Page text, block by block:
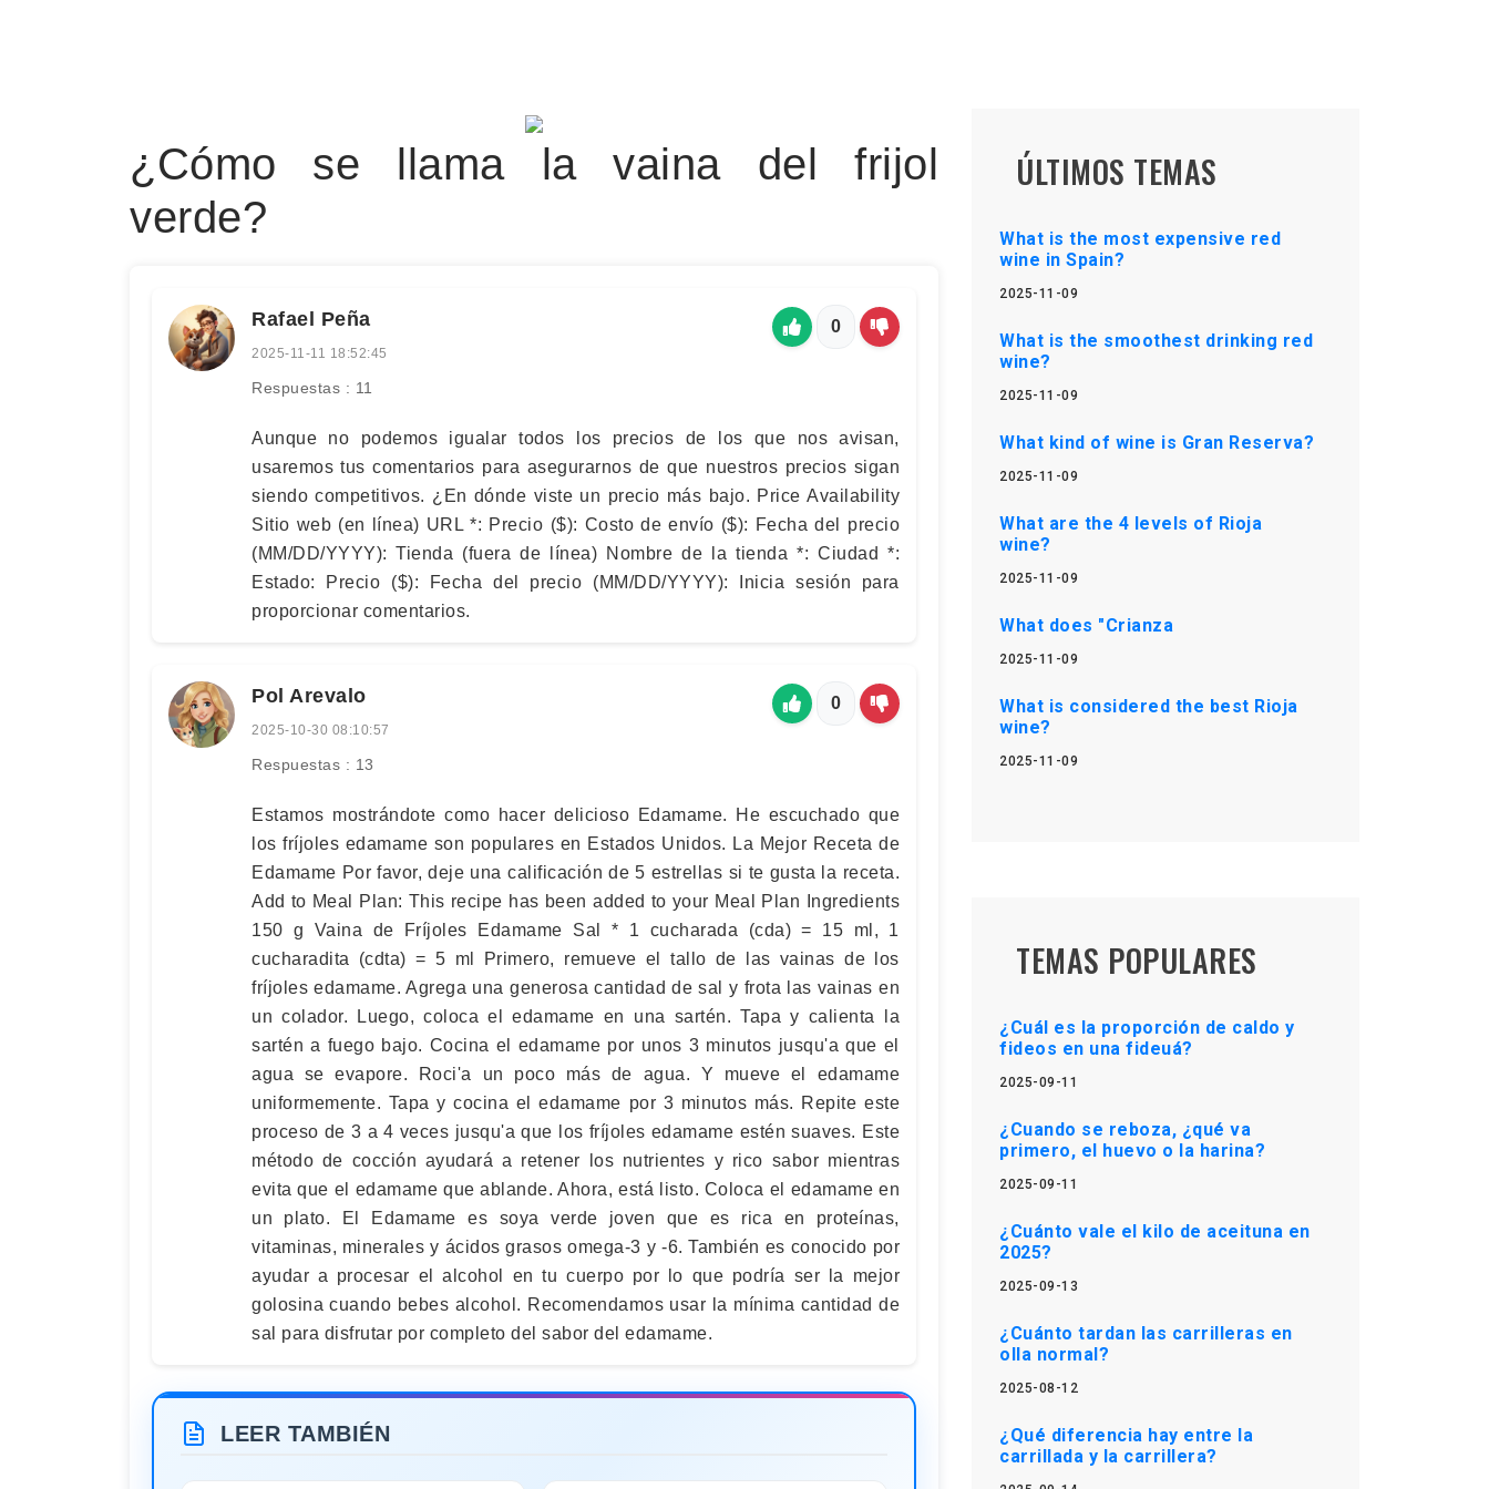
¿Cómo se llama la vaina del frijol
verde?
Rafael Peña
2025-11-11 18:52:45
Respuestas : 11
0
Aunque no podemos igualar todos los precios de los que nos avisan,
usaremos tus comentarios para asegurarnos de que nuestros precios sigan
siendo competitivos. ¿En dónde viste un precio más bajo. Price Availability
Sitio web (en línea) URL *: Precio ($): Costo de envío ($): Fecha del precio
(MM/DD/YYYY): Tienda (fuera de línea) Nombre de la tienda *: Ciudad *:
Estado: Precio ($): Fecha del precio (MM/DD/YYYY): Inicia sesión para
proporcionar comentarios.
Pol Arevalo
2025-10-30 08:10:57
Respuestas : 13
0
Estamos mostrándote como hacer delicioso Edamame. He escuchado que
los fríjoles edamame son populares en Estados Unidos. La Mejor Receta de
Edamame Por favor, deje una calificación de 5 estrellas si te gusta la receta.
Add to Meal Plan: This recipe has been added to your Meal Plan Ingredients
150 g Vaina de Fríjoles Edamame Sal * 1 cucharada (cda) = 15 ml, 1
cucharadita (cdta) = 5 ml Primero, remueve el tallo de las vainas de los
fríjoles edamame. Agrega una generosa cantidad de sal y frota las vainas en
un colador. Luego, coloca el edamame en una sartén. Tapa y calienta la
sartén a fuego bajo. Cocina el edamame por unos 3 minutos jusqu'a que el
agua se evapore. Roci'a un poco más de agua. Y mueve el edamame
uniformemente. Tapa y cocina el edamame por 3 minutos más. Repite este
proceso de 3 a 4 veces jusqu'a que los fríjoles edamame estén suaves. Este
método de cocción ayudará a retener los nutrientes y rico sabor mientras
evita que el edamame que ablande. Ahora, está listo. Coloca el edamame en
un plato. El Edamame es soya verde joven que es rica en proteínas,
vitaminas, minerales y ácidos grasos omega-3 y -6. También es conocido por
ayudar a procesar el alcohol en tu cuerpo por lo que podría ser la mejor
golosina cuando bebes alcohol. Recomendamos usar la mínima cantidad de
sal para disfrutar por completo del sabor del edamame.
LEER TAMBIÉN
ÚLTIMOS TEMAS
What is the most expensive red
wine in Spain?
2025-11-09
What is the smoothest drinking red
wine?
2025-11-09
What kind of wine is Gran Reserva?
2025-11-09
What are the 4 levels of Rioja
wine?
2025-11-09
What does "Crianza
2025-11-09
What is considered the best Rioja
wine?
2025-11-09
TEMAS POPULARES
¿Cuál es la proporción de caldo y
fideos en una fideuá?
2025-09-11
¿Cuando se reboza, ¿qué va
primero, el huevo o la harina?
2025-09-11
¿Cuánto vale el kilo de aceituna en
2025?
2025-09-13
¿Cuánto tardan las carrilleras en
olla normal?
2025-08-12
¿Qué diferencia hay entre la
carrillada y la carrillera?